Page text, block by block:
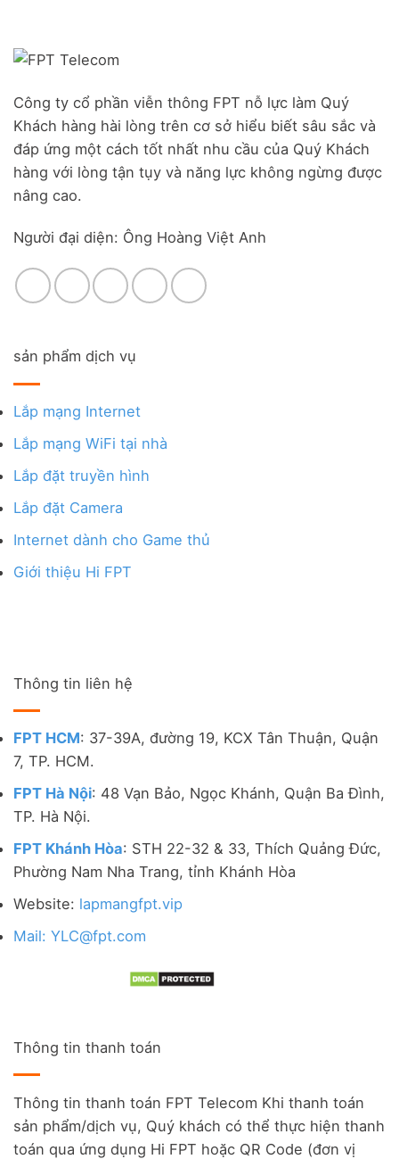
Công ty cổ phần viễn thông FPT nỗ lực làm Quý
Khách hàng hài lòng trên cơ sở hiểu biết sâu sắc và
đáp ứng một cách tốt nhất nhu cầu của Quý Khách
hàng với lòng tận tụy và năng lực không ngừng được
nâng cao.
Người đại diện: Ông Hoàng Việt Anh
sản phẩm dịch vụ
Lắp mạng Internet
Lắp mạng WiFi tại nhà
Lắp đặt truyền hình
Lắp đặt Camera
Internet dành cho Game thủ
Giới thiệu Hi FPT
Thông tin liên hệ
FPT HCM: 37-39A, đường 19, KCX Tân Thuận, Quận
7, TP. HCM.
FPT Hà Nội: 48 Vạn Bảo, Ngọc Khánh, Quận Ba Đình,
TP. Hà Nội.
FPT Khánh Hòa: STH 22-32 & 33, Thích Quảng Đức,
Phường Nam Nha Trang, tỉnh Khánh Hòa
Website: lapmangfpt.vip
Mail: YLC@fpt.com
Thông tin thanh toán
Thông tin thanh toán FPT Telecom Khi thanh toán
sản phẩm/dịch vụ, Quý khách có thể thực hiện thanh
toán qua ứng dụng Hi FPT hoặc QR Code (đơn vị